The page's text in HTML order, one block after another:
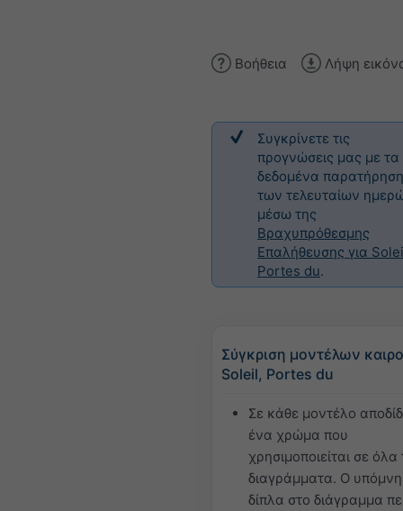
Βοήθεια Λήψη
Συγκρίνετε τις
προγνώσεις μας με τα
δεδομένα
των τελευταίων
μέσω της
Βραχυπρόθεσμης
Επαλήθευσης για
Portes du.
Σύγκριση μοντέλων
Soleil, Portes du
Σε κάθε μοντέλο
ένα χρώμα που
χρησιμοποιείται σε όλα
διαγράμματα. Ο
δίπλα στο διάγραμμα